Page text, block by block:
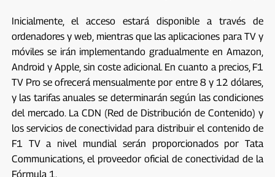
Inicialmente, el acceso estará disponible a través de
ordenadores y web, mientras que las aplicaciones para TV y
móviles se irán implementando gradualmente en Amazon,
Android y Apple, sin coste adicional. En cuanto a precios, F1
TV Pro se ofrecerá mensualmente por entre 8 y 12 dólares,
y las tarifas anuales se determinarán según las condiciones
del mercado. La CDN (Red de Distribución de Contenido) y
los servicios de conectividad para distribuir el contenido de
F1 TV a nivel mundial serán proporcionados por Tata
Communications, el proveedor oficial de conectividad de la
Fórmula 1.